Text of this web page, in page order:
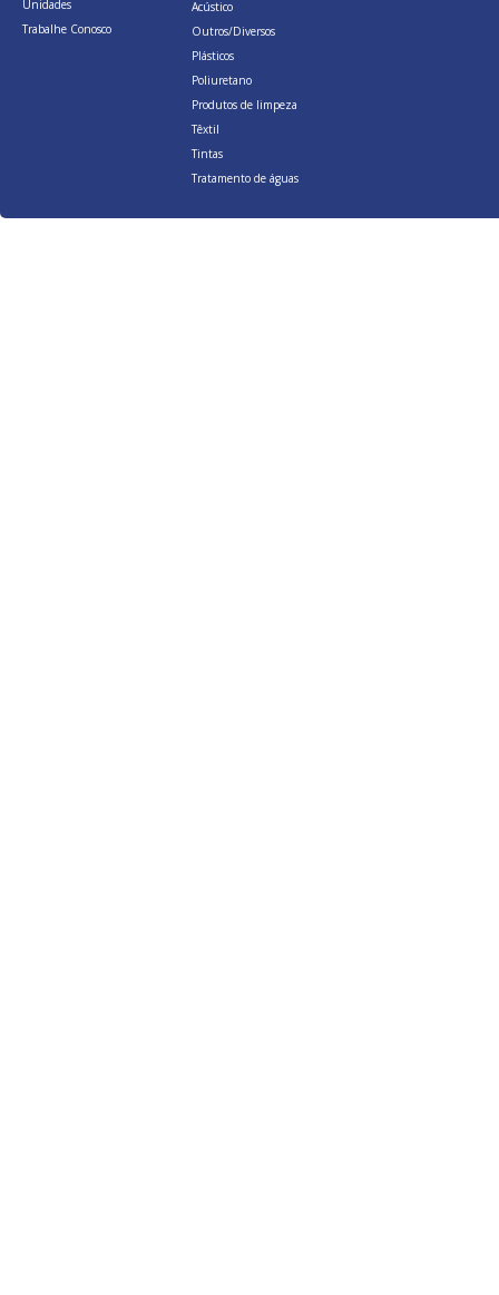
Unidades
Trabalhe Conosco
Acústico
Outros/Diversos
Plásticos
Poliuretano
Produtos de limpeza
Têxtil
Tintas
Tratamento de águas